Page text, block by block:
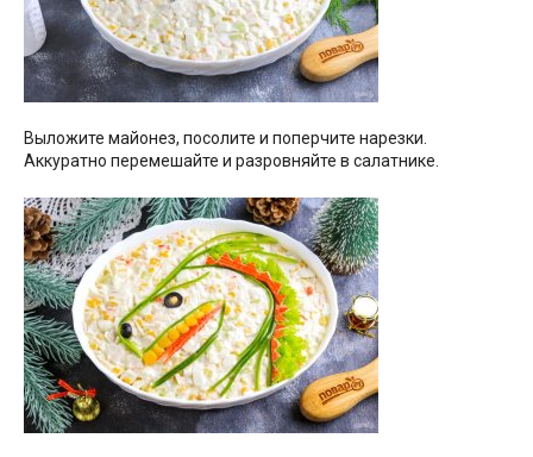
Выложите майонез, посолите и поперчите нарезки.
Аккуратно перемешайте и разровняйте в салатнике.